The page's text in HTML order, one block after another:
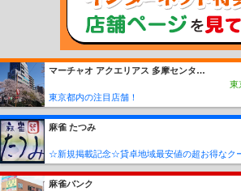
マーチャオ アクエリアス 多摩センター店
東
東京都内の注目店舗！
麻雀 たつみ
☆新規掲載記念☆貸卓地域最安値の超お得なク
麻雀バンク